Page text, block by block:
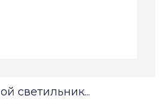
светильник...